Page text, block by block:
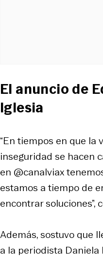
El anuncio de
Iglesia
“En tiempos en que la
inseguridad se hacen
en @canalviax
estamos a tiempo de
encontrar soluciones”,
Además, sostuvo que
a la periodista